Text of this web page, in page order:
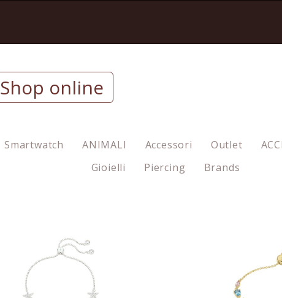
Shop online
Smartwatch ANIMALI Accessori Outlet
Gioielli
Piercing Brands